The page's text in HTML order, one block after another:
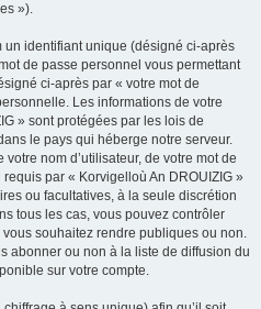
»).
un identifiant unique (désigné ci-après
de passe personnel vous permettant
ci-après par « votre mot de
Les informations de votre
» sont protégées par les lois de
le pays qui héberge notre serveur.
nom d’utilisateur, de votre mot de
par « Korvigelloù An DROUIZIG »
ou facultatives, à la seule discrétion
tous les cas, vous pouvez contrôler
souhaitez rendre publiques ou non.
abonner ou non à la liste de diffusion du
sur votre compte.